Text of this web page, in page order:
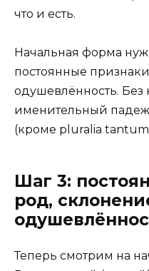
что и есть.
Начальная форма
постоянные
одушевлённость. Без
именительный
(кроме pluralia
Шаг 3:
род,
Теперь смотрим на